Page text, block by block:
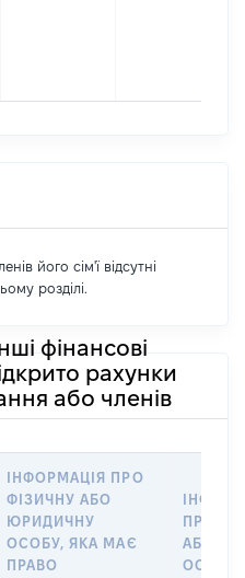
його сім'ї відсутні
розділі.
фінансові
рахунки
або членів
ІНФОРМАЦІЯ ПРО
ФІЗИЧНУ АБО
ЮРИДИЧНУ
ОСОБУ, ЯКА МАЄ
ПРАВО
ПРО
АБО
ОСОБУ,